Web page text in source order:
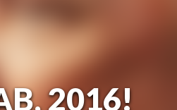
2016!